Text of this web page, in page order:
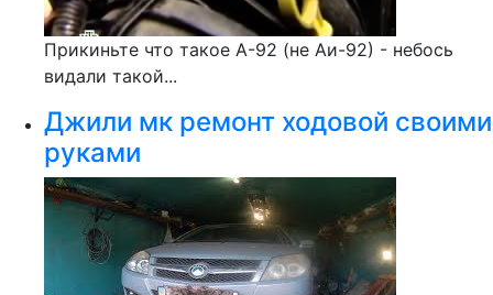
Прикиньте что такое А-92 (не Аи-92) - небось
видали такой...
Джили мк ремонт ходовой своими
руками